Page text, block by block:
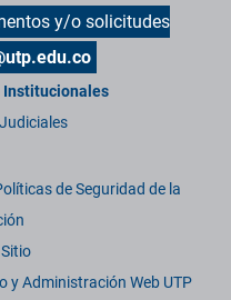
y/o solicitudes
Institucionales
de Seguridad de la
y Administración Web UTP